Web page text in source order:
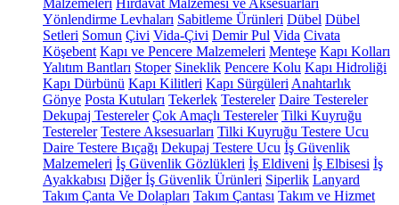
Malzemeleri Hırdavat Malzemesi ve Aksesuarları
Yönlendirme Levhaları Sabitleme Ürünleri Dübel Dübel
Setleri Somun Çivi Vida-Çivi Demir Pul Vida Civata
Köşebent Kapı ve Pencere Malzemeleri Menteşe Kapı Kolları
Yalıtım Bantları Stoper Sineklik Pencere Kolu Kapı Hidroliği
Kapı Dürbünü Kapı Kilitleri Kapı Sürgüleri Anahtarlık
Gönye Posta Kutuları Tekerlek Testereler Daire Testereler
Dekupaj Testereler Çok Amaçlı Testereler Tilki Kuyruğu
Testereler Testere Aksesuarları Tilki Kuyruğu Testere Ucu
Daire Testere Bıçağı Dekupaj Testere Ucu İş Güvenlik
Malzemeleri İş Güvenlik Gözlükleri İş Eldiveni İş Elbisesi İş
Ayakkabısı Diğer İş Güvenlik Ürünleri Siperlik Lanyard
Takım Çanta Ve Dolapları Takım Çantası Takım ve Hizmet